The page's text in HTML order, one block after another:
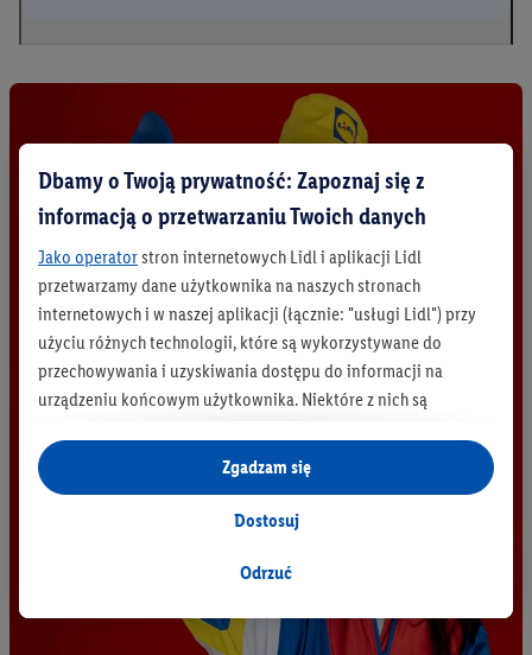
Dbamy o Twoją prywatność: Zapoznaj się z
informacją o przetwarzaniu Twoich danych
Jako operatorstron internetowych Lidl i aplikacji Lidl
przetwarzamy dane użytkownika na naszych stronach
internetowych i w naszej aplikacji (łącznie: "usługi Lidl") przy
użyciu różnych technologii, które są wykorzystywane do
przechowywania i uzyskiwania dostępu do informacji na
urządzeniu końcowym użytkownika. Niektóre z nich są
są za zgodą użytkownika - również przez partnerów (
jako odrębnych
administratorów lub współadministratorów
danych osobowych; w związku z IAB TCF łącznie
generowania statystyk lub prezentowania
Przetwarzanie danych na potrzeby personalizacji reklam
Odrzuć
Dostosuj
Zgadzam się